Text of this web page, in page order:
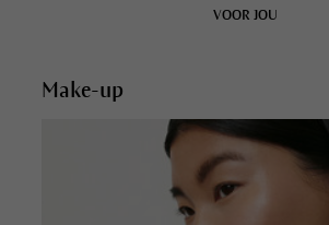
VOOR JOU
Make-up